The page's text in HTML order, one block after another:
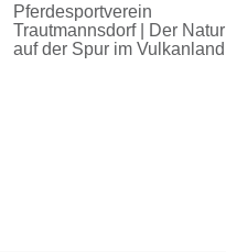
Pferdesportverein
Trautmannsdorf | Der Natur
auf der Spur im Vulkanland